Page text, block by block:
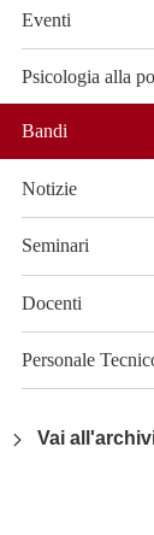
Eventi
Psicologia alla
Bandi
Notizie
Seminari
Docenti
Personale
Vai